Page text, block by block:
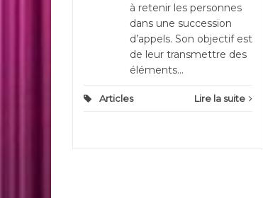
à retenir les personnes
dans une succession
d’appels. Son objectif est
de leur transmettre des
éléments...
Articles Lire la suite